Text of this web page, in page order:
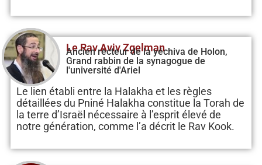
Le Rav Aviv Zgelman
Ancien recteur de la yéchiva de Holon,
Grand rabbin de la synagogue de
l'université d'Ariel
Le lien établi entre la Halakha et les règles
détaillées du Pniné Halakha constitue la Torah de
la terre d’Israël nécessaire à l’esprit élevé de
notre génération, comme l’a décrit le Rav Kook.